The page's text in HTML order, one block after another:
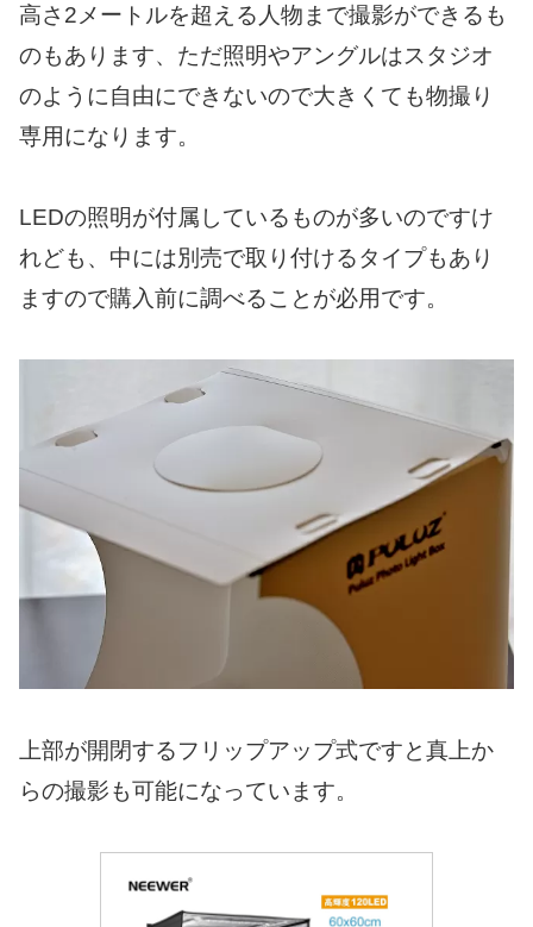
高さ2メートルを超える人物まで撮影ができるも
のもあります、ただ照明やアングルはスタジオ
のように自由にできないので大きくても物撮り
専用になります。
LEDの照明が付属しているものが多いのですけ
れども、中には別売で取り付けるタイプもあり
ますので購入前に調べることが必用です。
上部が開閉するフリップアップ式ですと真上か
らの撮影も可能になっています。